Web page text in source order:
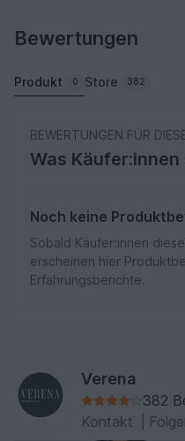
Bewertungen
Produkt 0 Store 382
BEWERTUNGEN FÜR
Was Käufer:innen
Noch keine
Sobald Käufer:innen
erscheinen hier
Erfahrungsberichte.
Verena
382
Kontakt